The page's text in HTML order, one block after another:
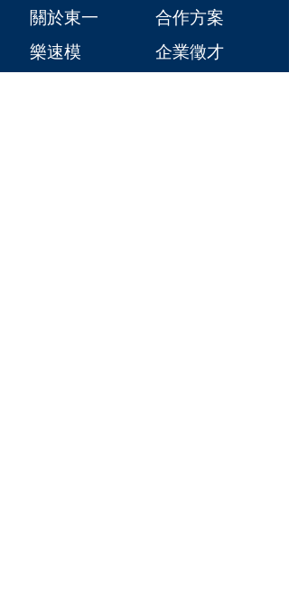
【徵才】月薪 3.6 萬
起！免經驗、免技
術！像拼樂高一樣的
科技建材「樂速模」
準，
關於東一
樂速模
合作方案
​企業徵才